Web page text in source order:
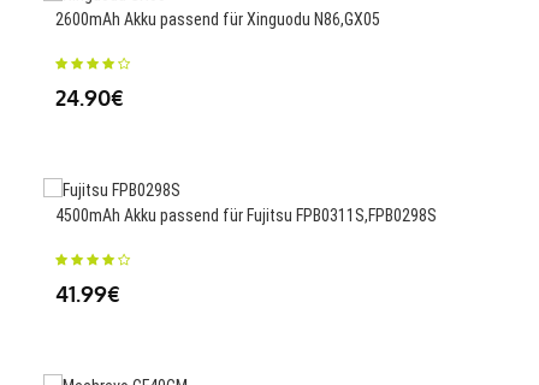
2600mAh Akku passend für Xinguodu N86,GX05
24.90€
4500mAh Akku passend für Fujitsu FPB0311S,FPB0298S
41.99€